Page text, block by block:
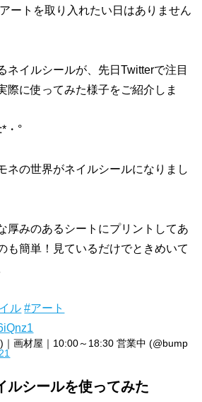
ートを取り入れたい日はありません
ネイルシールが、先日Twitterで注目
際に使ってみた様子をご紹介しま
・°
ネの世界がネイルシールになりまし
厚みのあるシートにプリントしてあ
も簡単！見ているだけでときめいて
ル #アート
画材屋｜10:00～18:30 営業中 (@bump
ルシールを使ってみた